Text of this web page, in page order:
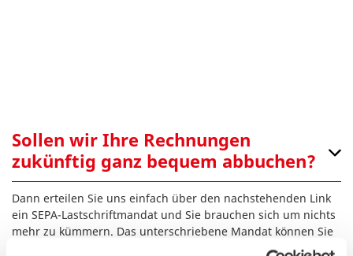
Sollen wir Ihre Rechnungen
zukünftig ganz bequem abbuchen?
Dann erteilen Sie uns einfach über den nachstehenden Link
ein SEPA-Lastschriftmandat und Sie brauchen sich um nichts
mehr zu kümmern. Das unterschriebene Mandat können Sie
unserem Kundenservice elektronisch per Kontaktformular